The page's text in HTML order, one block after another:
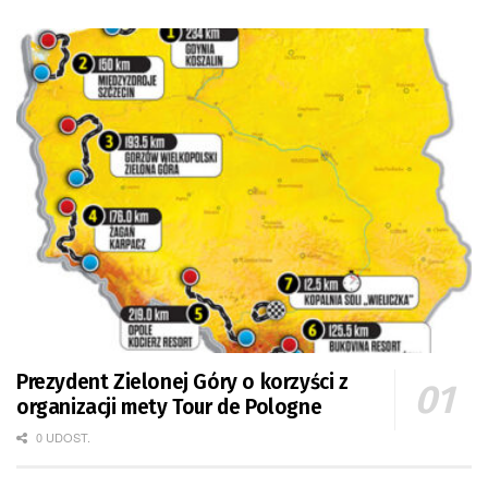
Prezydent Zielonej Góry o korzyści z
organizacji mety Tour de Pologne
0 UDOST.